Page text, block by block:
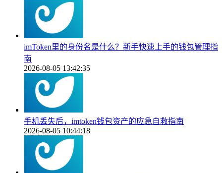
imToken里的身份名是什么？新手快速上手的钱包管理指
南
2026-08-05 13:42:35
手机丢失后，imtoken钱包资产的应急自救指南
2026-08-05 10:44:18